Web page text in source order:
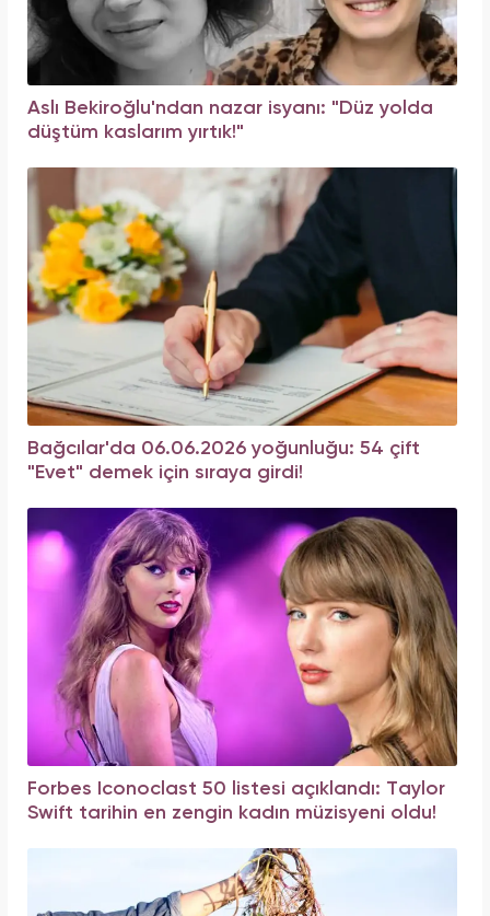
Aslı Bekiroğlu'ndan nazar isyanı: "Düz yolda
düştüm kaslarım yırtık!"
Bağcılar'da 06.06.2026 yoğunluğu: 54 çift
"Evet" demek için sıraya girdi!
Forbes Iconoclast 50 listesi açıklandı: Taylor
Swift tarihin en zengin kadın müzisyeni oldu!